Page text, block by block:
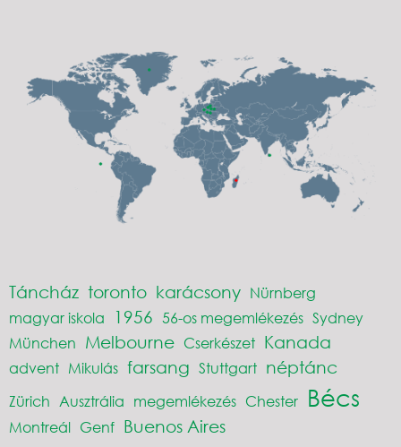
Táncház toronto karácsony Nürnberg
magyar iskola
1956 56-os megemlékezés Sydney
München Melbourne Cserkészet Kanada
advent Mikulás farsang Stuttgart néptánc
Zürich Ausztrália megemlékezés Chester Bécs
Montreál Genf Buenos Aires